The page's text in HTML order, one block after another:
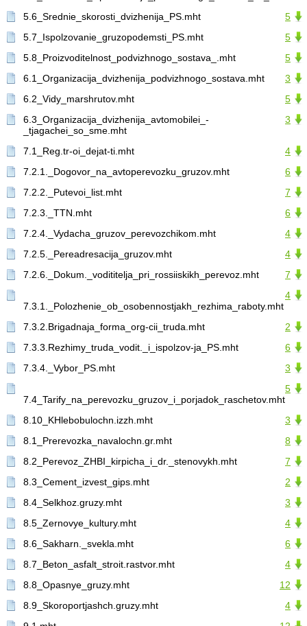
5
5.6_Srednie_skorosti_dvizhenija_PS.mht
5
5.7_Ispolzovanie_gruzopodemsti_PS.mht
5
5.8_Proizvoditelnost_podvizhnogo_sostava_.mht
3
6.1_Organizacija_dvizhenija_podvizhnogo_sostava.mht
5
6.2_Vidy_marshrutov.mht
3
6.3_Organizacija_dvizhenija_avtomobilei_-
_tjagachei_so_sme.mht
4
7.1_Reg.tr-oi_dejat-ti.mht
6
7.2.1._Dogovor_na_avtoperevozku_gruzov.mht
7
7.2.2._Putevoi_list.mht
6
7.2.3._TTN.mht
4
7.2.4._Vydacha_gruzov_perevozchikom.mht
4
7.2.5._Pereadresacija_gruzov.mht
7
7.2.6._Dokum._vodititelja_pri_rossiiskikh_perevoz.mht
4
7.3.1._Polozhenie_ob_osobennostjakh_rezhima_raboty.mht
2
7.3.2.Brigadnaja_forma_org-cii_truda.mht
6
7.3.3.Rezhimy_truda_vodit._i_ispolzov-ja_PS.mht
3
7.3.4._Vybor_PS.mht
5
7.4_Tarify_na_perevozku_gruzov_i_porjadok_raschetov.mht
3
8.10_KHlebobulochn.izzh.mht
8
8.1_Prerevozka_navalochn.gr.mht
7
8.2_Perevoz_ZHBI_kirpicha_i_dr._stenovykh.mht
2
8.3_Cement_izvest_gips.mht
3
8.4_Selkhoz.gruzy.mht
4
8.5_Zernovye_kultury.mht
6
8.6_Sakharn._svekla.mht
4
8.7_Beton_asfalt_stroit.rastvor.mht
12
8.8_Opasnye_gruzy.mht
4
8.9_Skoroportjashch.gruzy.mht